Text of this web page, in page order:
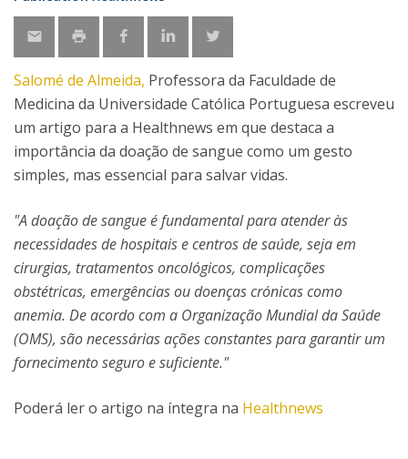
Salomé de Almeida, Professora da Faculdade de
Medicina da Universidade Católica Portuguesa escreveu
um artigo para a Healthnews em que destaca a
importância da doação de sangue como um gesto
simples, mas essencial para salvar vidas.
"A doação de sangue é fundamental para atender às
necessidades de hospitais e centros de saúde, seja em
cirurgias, tratamentos oncológicos, complicações
obstétricas, emergências ou doenças crónicas como
anemia. De acordo com a Organização Mundial da Saúde
(OMS), são necessárias ações constantes para garantir um
fornecimento seguro e suficiente."
Poderá ler o artigo na íntegra na Healthnews